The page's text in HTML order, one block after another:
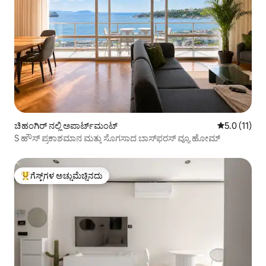
ಚಿಹಂಗಿರ್ ನಲ್ಲಿ ಅಪಾರ್ಟ್‌ಮಂಟ್ 5 ರಲ್ಲಿ 5.0
5.0 (11)
S ಹೌಸ್ ಪ್ರಕಾಶಮಾನ ಮತ್ತು ಸೊಗಸಾದ ಬಾಸ್‌ಫರಸ್ ವ್ಯೂ ಹೋಮ್
ಗೆಸ್ಟ್‌ಗಳಿಗೆ ಅತಿ ಹೆಚ್ಚು ಅಚ್ಚುಮೆಚ್ಚಿನದು
ಗೆಸ್ಟ್‌ಗಳ ಅಚ್ಚುಮೆಚ್ಚಿನದು